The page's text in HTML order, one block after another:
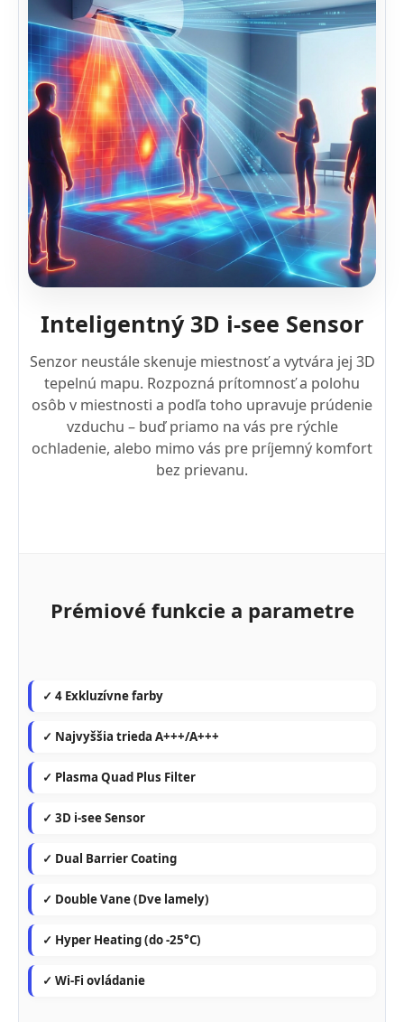
Inteligentný 3D i-see Sensor
Senzor neustále skenuje miestnosť a vytvára jej 3D
tepelnú mapu. Rozpozná prítomnosť a polohu
osôb v miestnosti a podľa toho upravuje prúdenie
vzduchu – buď priamo na vás pre rýchle
ochladenie, alebo mimo vás pre príjemný komfort
bez prievanu.
Prémiové funkcie a parametre
✓ 4 Exkluzívne farby
✓ Najvyššia trieda A+++/A+++
✓ Plasma Quad Plus Filter
✓ 3D i-see Sensor
✓ Dual Barrier Coating
✓ Double Vane (Dve lamely)
✓ Hyper Heating (do -25°C)
✓ Wi-Fi ovládanie